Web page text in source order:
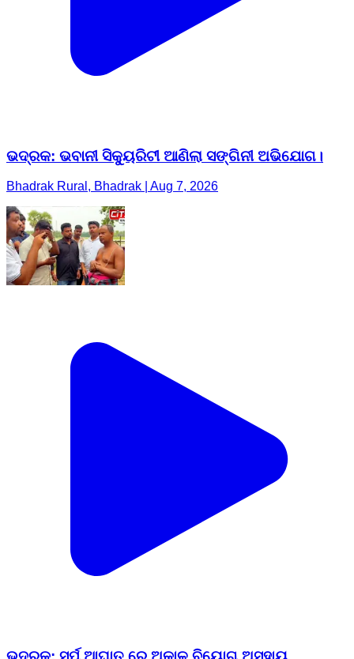
ଭଦ୍ରକ: ଭବାନୀ ସିକ୍ୟୁରିଟୀ ଆଣିଲା ସଙ୍ଗିନୀ ଅଭିଯୋଗ।
Bhadrak Rural, Bhadrak | Aug 7, 2026